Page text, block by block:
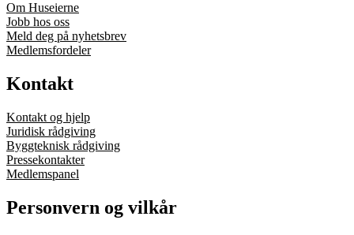
Om Huseierne
Jobb hos oss
Meld deg på nyhetsbrev
Medlemsfordeler
Kontakt
Kontakt og hjelp
Juridisk rådgiving
Byggteknisk rådgiving
Pressekontakter
Medlemspanel
Personvern og vilkår